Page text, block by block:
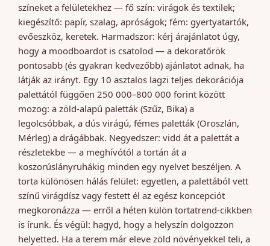
színeket a felületekhez — fő szín: virágok és textilek;
kiegészítő: papír, szalag, apróságok; fém: gyertyatartók,
evőeszköz, keretek. Harmadszor: kérj árajánlatot úgy,
hogy a moodboardot is csatolod — a dekoratőrök
pontosabb (és gyakran kedvezőbb) ajánlatot adnak, ha
látják az irányt. Egy 10 asztalos lagzi teljes dekorációja
palettától függően 250 000–800 000 forint között
mozog: a zöld-alapú paletták (Szűz, Bika) a
legolcsóbbak, a dús virágú, fémes paletták (Oroszlán,
Mérleg) a drágábbak. Negyedszer: vidd át a palettát a
részletekbe — a meghívótól a tortán át a
koszorúslányruhákig minden egy nyelvet beszéljen. A
torta különösen hálás felület: egyetlen, a palettából vett
színű virágdísz vagy festett él az egész koncepciót
megkoronázza — erről a héten külön tortatrend-cikkben
is írunk. És végül: hagyd, hogy a helyszín dolgozzon
helyetted. Ha a terem már eleve zöld növényekkel teli, a